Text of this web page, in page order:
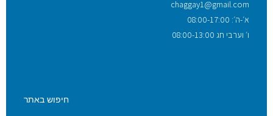
chaggay1@gmail.com
א׳-ה׳: 08:00-17:00
ו׳ וערבי חג 08:00-13:00
חיפוש באתר